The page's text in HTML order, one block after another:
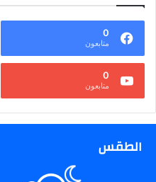
0
متابعون
0
متابعون
الطقس